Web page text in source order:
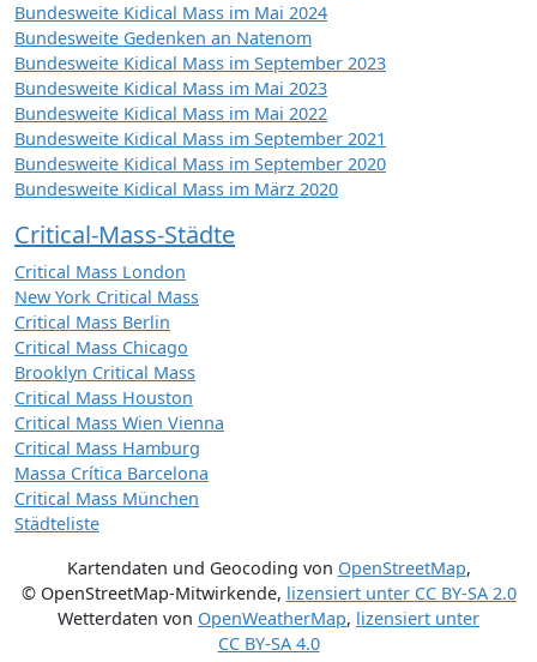
Bundesweite Kidical Mass im Mai 2024
Bundesweite Gedenken an Natenom
Bundesweite Kidical Mass im September 2023
Bundesweite Kidical Mass im Mai 2023
Bundesweite Kidical Mass im Mai 2022
Bundesweite Kidical Mass im September 2021
Bundesweite Kidical Mass im September 2020
Bundesweite Kidical Mass im März 2020
Critical-Mass-Städte
Critical Mass London
New York Critical Mass
Critical Mass Berlin
Critical Mass Chicago
Brooklyn Critical Mass
Critical Mass Houston
Critical Mass Wien Vienna
Critical Mass Hamburg
Massa Crítica Barcelona
Critical Mass München
Städteliste
Kartendaten und Geocoding von OpenStreetMap,
© OpenStreetMap-Mitwirkende, lizensiert unter CC BY-SA 2.0
Wetterdaten von OpenWeatherMap, lizensiert unter
CC BY-SA 4.0